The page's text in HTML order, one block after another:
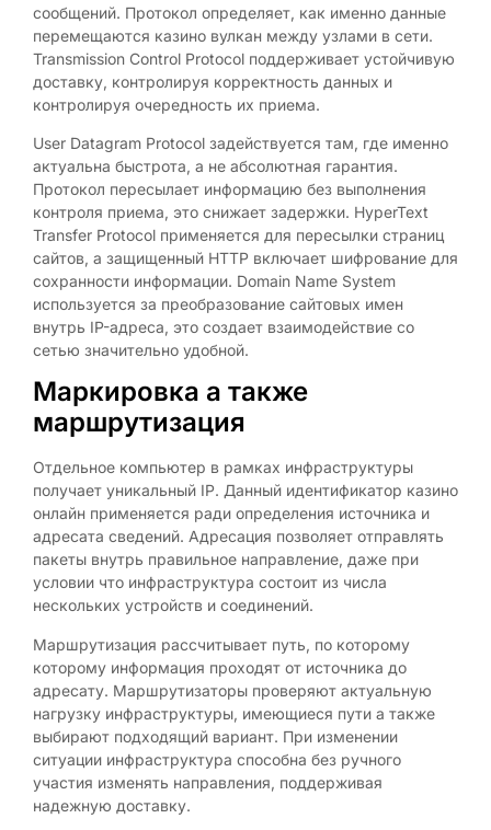
сообщений. Протокол определяет, как именно данные
перемещаются казино вулкан между узлами в сети.
Transmission Control Protocol поддерживает устойчивую
доставку, контролируя корректность данных и
контролируя очередность их приема.
User Datagram Protocol задействуется там, где именно
актуальна быстрота, а не абсолютная гарантия.
Протокол пересылает информацию без выполнения
контроля приема, это снижает задержки. HyperText
Transfer Protocol применяется для пересылки страниц
сайтов, а защищенный HTTP включает шифрование для
сохранности информации. Domain Name System
используется за преобразование сайтовых имен
внутрь IP-адреса, это создает взаимодействие со
сетью значительно удобной.
Маркировка а также
маршрутизация
Отдельное компьютер в рамках инфраструктуры
получает уникальный IP. Данный идентификатор казино
онлайн применяется ради определения источника и
адресата сведений. Адресация позволяет отправлять
пакеты внутрь правильное направление, даже при
условии что инфраструктура состоит из числа
нескольких устройств и соединений.
Маршрутизация рассчитывает путь, по которому
которому информация проходят от источника до
адресату. Маршрутизаторы проверяют актуальную
нагрузку инфраструктуры, имеющиеся пути а также
выбирают подходящий вариант. При изменении
ситуации инфраструктура способна без ручного
участия изменять направления, поддерживая
надежную доставку.